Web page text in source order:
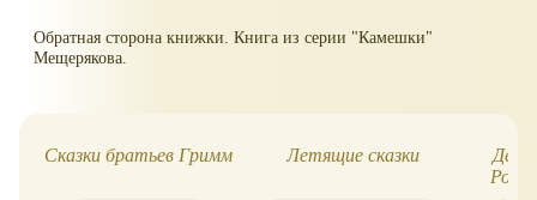
Обратная сторона книжки. Книга из серии "Камешки"
Мещерякова.
Сказки братьев Гримм Летящие сказки